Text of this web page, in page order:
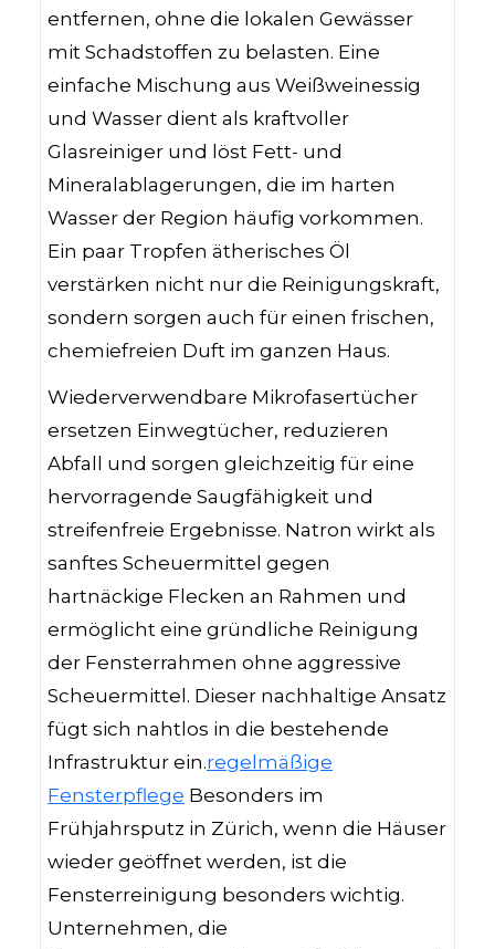
entfernen, ohne die lokalen Gewässer
mit Schadstoffen zu belasten. Eine
einfache Mischung aus Weißweinessig
und Wasser dient als kraftvoller
Glasreiniger und löst Fett- und
Mineralablagerungen, die im harten
Wasser der Region häufig vorkommen.
Ein paar Tropfen ätherisches Öl
verstärken nicht nur die Reinigungskraft,
sondern sorgen auch für einen frischen,
chemiefreien Duft im ganzen Haus.
Wiederverwendbare Mikrofasertücher
ersetzen Einwegtücher, reduzieren
Abfall und sorgen gleichzeitig für eine
hervorragende Saugfähigkeit und
streifenfreie Ergebnisse. Natron wirkt als
sanftes Scheuermittel gegen
hartnäckige Flecken an Rahmen und
ermöglicht eine gründliche Reinigung
der Fensterrahmen ohne aggressive
Scheuermittel. Dieser nachhaltige Ansatz
fügt sich nahtlos in die bestehende
Infrastruktur ein.regelmäßige
Fensterpflege Besonders im
Frühjahrsputz in Zürich, wenn die Häuser
wieder geöffnet werden, ist die
Fensterreinigung besonders wichtig.
Unternehmen, die